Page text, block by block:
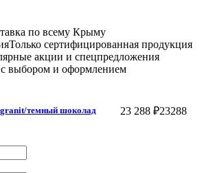
по всему Крыму
Только сертифицированная продукция
акции и спецпредложения
выбором и оформлением
темный шоколад 23 288 ₽23288